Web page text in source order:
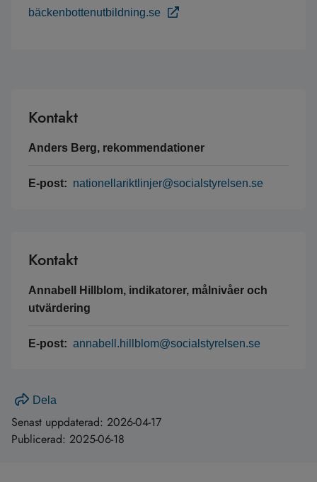
bäckenbottenutbildning.se
Kontakt
Anders Berg, rekommendationer
E-post: nationellariktlinjer@socialstyrelsen.se
Kontakt
Annabell Hillblom, indikatorer, målnivåer och
utvärdering
E-post: annabell.hillblom@socialstyrelsen.se
Dela
Senast uppdaterad: 2026-04-17
Publicerad: 2025-06-18